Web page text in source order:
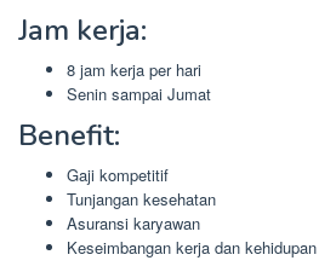
Jam kerja:
8 jam kerja per hari
Senin sampai Jumat
Benefit:
Gaji kompetitif
Tunjangan kesehatan
Asuransi karyawan
Keseimbangan kerja dan kehidupan